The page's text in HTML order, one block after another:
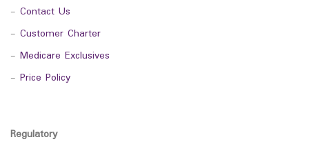
- Contact Us
- Customer Charter
- Medicare Exclusives
- Price Policy
Regulatory